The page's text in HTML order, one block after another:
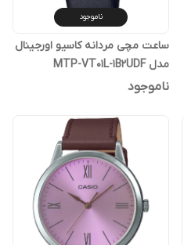
ناموجود
ساعت مچی مردانه کاسیو اورجینال
مدل MTP-VT01L-1B2UDF
ناموجود